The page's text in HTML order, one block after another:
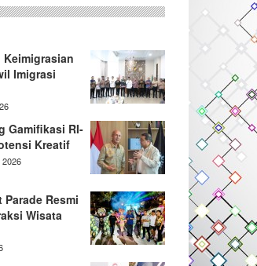
Imigrasi
Gamifikasi RI-
Kreatif
Resmi
Wisata